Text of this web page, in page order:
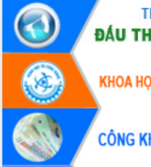
Giai đoạn 2026-2030, Đắk Lắk phấn
đấu có 77% xã đạt chuẩn nông thôn
mới
Chuyển đổi số 'mở đường' cho nông
nghiệp Đắk Lắk tăng trưởng bứt phá
Triển khai đồng bộ đo đạc, lập hồ sơ
địa chính, hoàn thiện cơ sở dữ liệu đất
Ứng dụng sinh trắc học - Bước tiến
trong hành trình chuyển đổi số tại Đắk
Lắk
Đắk Lắk nâng cao hiệu quả công tác
Đảng từ Sổ tay đảng viên điện tử